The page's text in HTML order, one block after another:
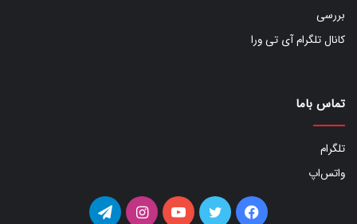
بررسی
کانال تلگرام آی تی ورا
تماس باما
تلگرام
واتس‌اپ
فیس توییتر یوتیوب اینستاگرامتلگرام